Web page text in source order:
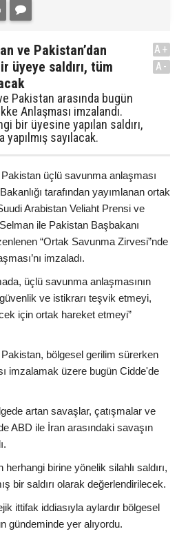
ve Pakistan’dan
üyeye saldırı, tüm
Pakistan arasında bugün
Anlaşması imzalandı.
bir üyesine yapılan saldırı,
sayılacak.
A+
A-
üçlü savunma anlaşması
tarafından yayımlanan ortak
Arabistan Veliaht Prensi ve
ile Pakistan Başbakanı
“Ortak Savunma Zirvesi”nde
imzaladı.
üçlü savunma anlaşmasının
ve istikrarı teşvik etmeyi,
için ortak hareket etmeyi”
bölgesel gerilim sürerken
imzalamak üzere bugün Cidde'de
artan savaşlar, çatışmalar ve
ABD ile İran arasındaki savaşın
birine yönelik silahlı saldırı,
bir saldırı olarak değerlendirilecek.
ittifak iddiasıyla aylardır bölgesel
gündeminde yer alıyordu.